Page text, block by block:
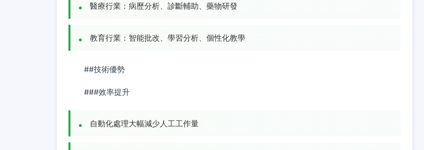
醫療行業：病歷分析、診斷輔助、藥物研發
教育行業：智能批改、學習分析、個性化教學
##技術優勢
###效率提升
自動化處理大幅減少人工工作量